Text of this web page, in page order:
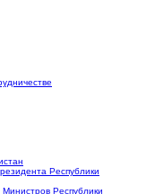
Республики
Республики